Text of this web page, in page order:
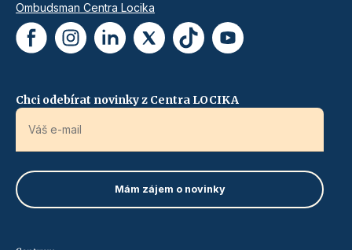
Ombudsman Centra Locika
Chci odebírat novinky z Centra LOCIKA